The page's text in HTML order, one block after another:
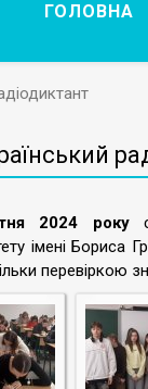
ГОЛОВНА
2024 року
імені Бориса
перевіркою